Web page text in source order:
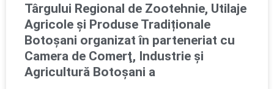
Târgului Regional de Zootehnie, Utilaje
Agricole și Produse Tradiționale
Botoșani organizat în parteneriat cu
Camera de Comerţ, Industrie şi
Agricultură Botoşani a